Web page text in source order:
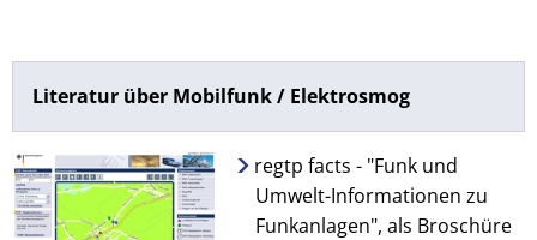
Literatur über Mobilfunk / Elektrosmog
regtp facts - "Funk und
Umwelt-Informationen zu
Funkanlagen", als Broschüre